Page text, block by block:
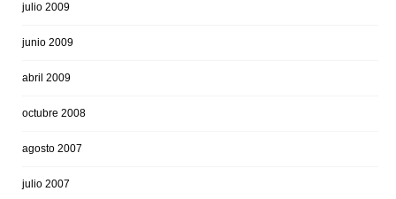
julio 2009
junio 2009
abril 2009
octubre 2008
agosto 2007
julio 2007